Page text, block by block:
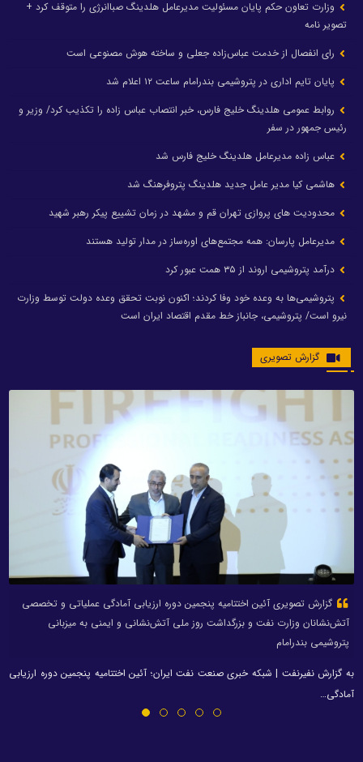
وزارت تعاون حکم پایان مسئولیت مدیرعامل هلدینگ صباانرژی را متوقف کرد +
تصویر نامه
رای انفصال از خدمت عباس‌زاده جعلی و ساخته هوش مصنوعی است
پایان تایم اداری در پتروشیمی بندرامام ساعت ۱۲ اعلام شد
روابط عمومی هلدینگ خلیج فارس، خبر انتصاب عباس زاده را تکذیب کرد/ وزیر و
رئیس جمهور در سفر
عباس زاده مدیرعامل هلدینگ خلیج فارس شد
هاشمی کیا مدیر عامل جدید هلدینگ پتروفرهنگ شد
محدودیت های پروازی تهران قم و مشهد در زمان تشییع پیکر رهبر شهید
مدیرعامل پارسان: همه مجتمع‌های اوره‌ساز در مدار تولید هستند
درآمد پتروشیمی اروند از ۳۵ همت عبور کرد
پتروشیمی‌ها به وعده خود وفا کردند؛ اکنون نوبت تحقق وعده دولت توسط وزارت
نیرو است/ پتروشیمی، جانباز خط مقدم اقتصاد ایران است
گزارش تصویری
گزارش تصویری آئین اختتامیه پنجمین دوره ارزیابی آمادگی عملیاتی و تخصصی
آتش‌نشانان وزارت نفت و بزرگداشت روز ملی آتش‌نشانی و ایمنی به میزبانی
پتروشیمی بندرامام
به گزارش نفیرنفت | شبکه خبری صنعت نفت ایران؛ آئین اختتامیه پنجمین دوره ارزیابی
آمادگی…